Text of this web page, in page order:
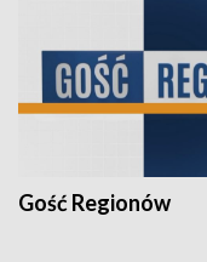
Gość Regionów